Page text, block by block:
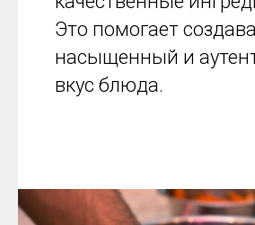
Это помогает
насыщенный и
вкус блюда.